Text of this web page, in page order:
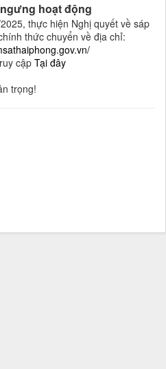
hoạt động
thực hiện Nghị quyết về sáp
thức chuyển về địa chỉ:
cập Tại đây
trọng!